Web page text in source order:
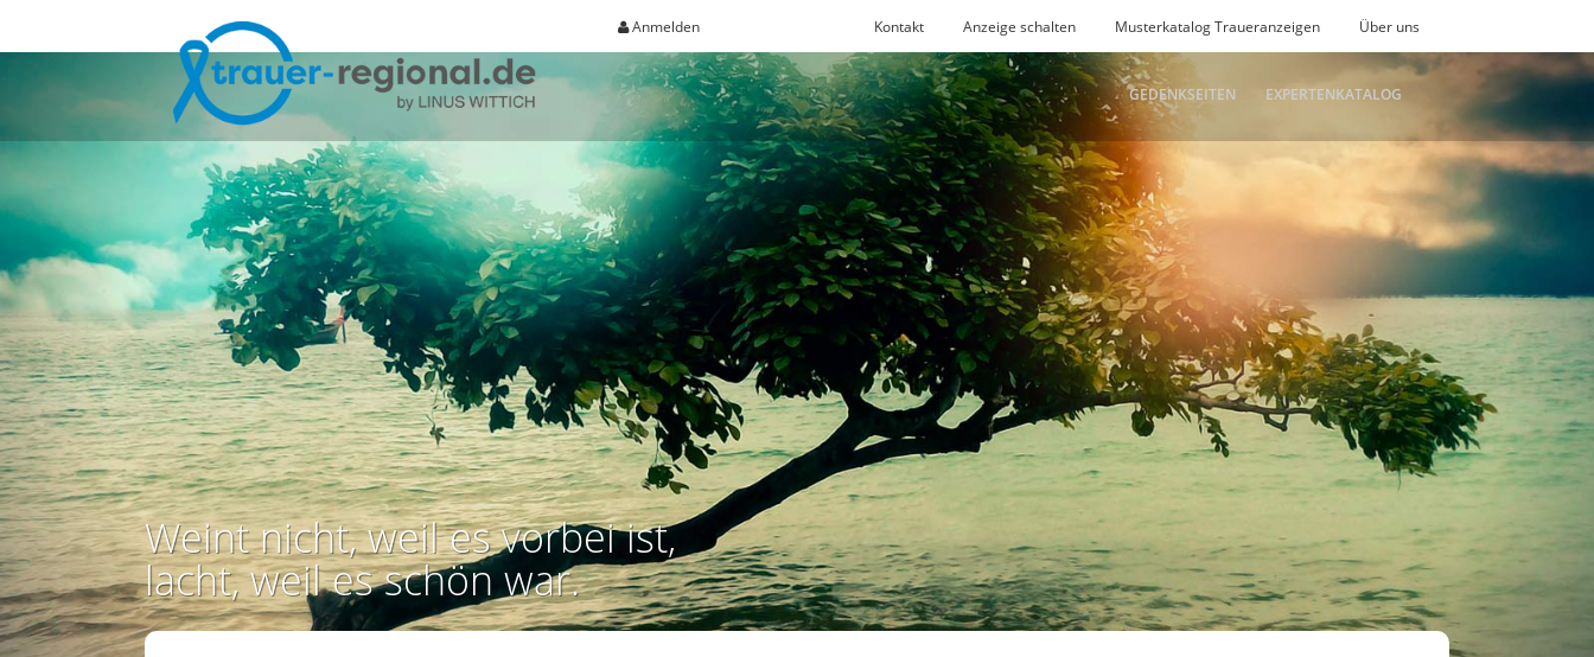
Anmelden Kontakt Anzeige schalten Musterkatalog Traueranzeigen Über uns
GEDENKSEITEN EXPERTENKATALOG
Weint nicht, weil es vorbei ist,
lacht, weil es schön war.